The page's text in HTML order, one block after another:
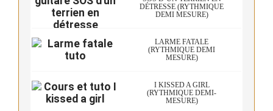
DÉTRESSE (RYTHMIQUE
DEMI MESURE)
LARME FATALE
(RYTHMIQUE DEMI
MESURE)
I KISSED A GIRL
(RYTHMIQUE DEMI-
MESURE)